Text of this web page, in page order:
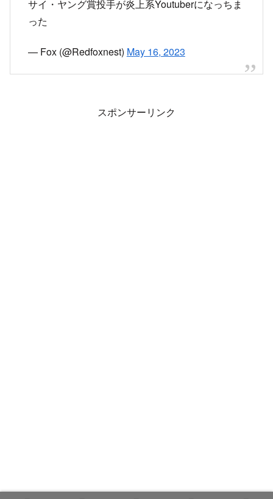
サイ・ヤング賞投手が炎上系Youtuberになっちま
った
— Fox (@Redfoxnest) May 16, 2023
スポンサーリンク